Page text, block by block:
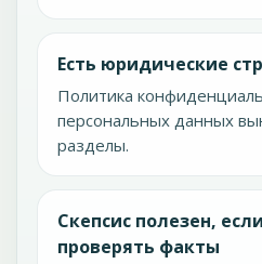
Есть юридические
Политика
персональных данных
разделы.
Скепсис полезен,
проверять факты